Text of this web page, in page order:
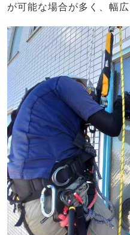
が可能な場合が多く、幅